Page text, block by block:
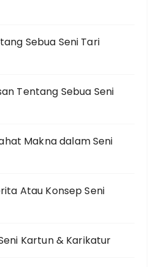
Sebua Seni Tari
Tentang Sebua Seni
Makna dalam Seni
Atau Konsep Seni
Kartun & Karikatur